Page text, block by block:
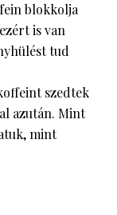
blokkolja
is van
tud
szedtek
azután. Mint
mint